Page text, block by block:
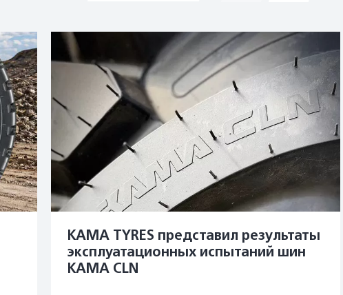
KAMA TYRES представил результаты
эксплуатационных испытаний шин
KAMA CLN